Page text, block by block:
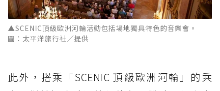
▲SCENIC頂級歐洲河輪活動包括場地獨具特色的音樂會。
圖：太平洋旅行社／提供
此外，搭乘「SCENIC 頂級歐洲河輪」的乘